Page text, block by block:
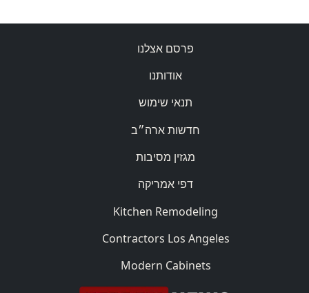
פרסם אצלנו
אודותנו
תנאי שימוש
חדשות ארה״ב
מגזין מסיבות
דפי אמריקה
Kitchen Remodeling
Contractors Los Angeles
Modern Cabinets